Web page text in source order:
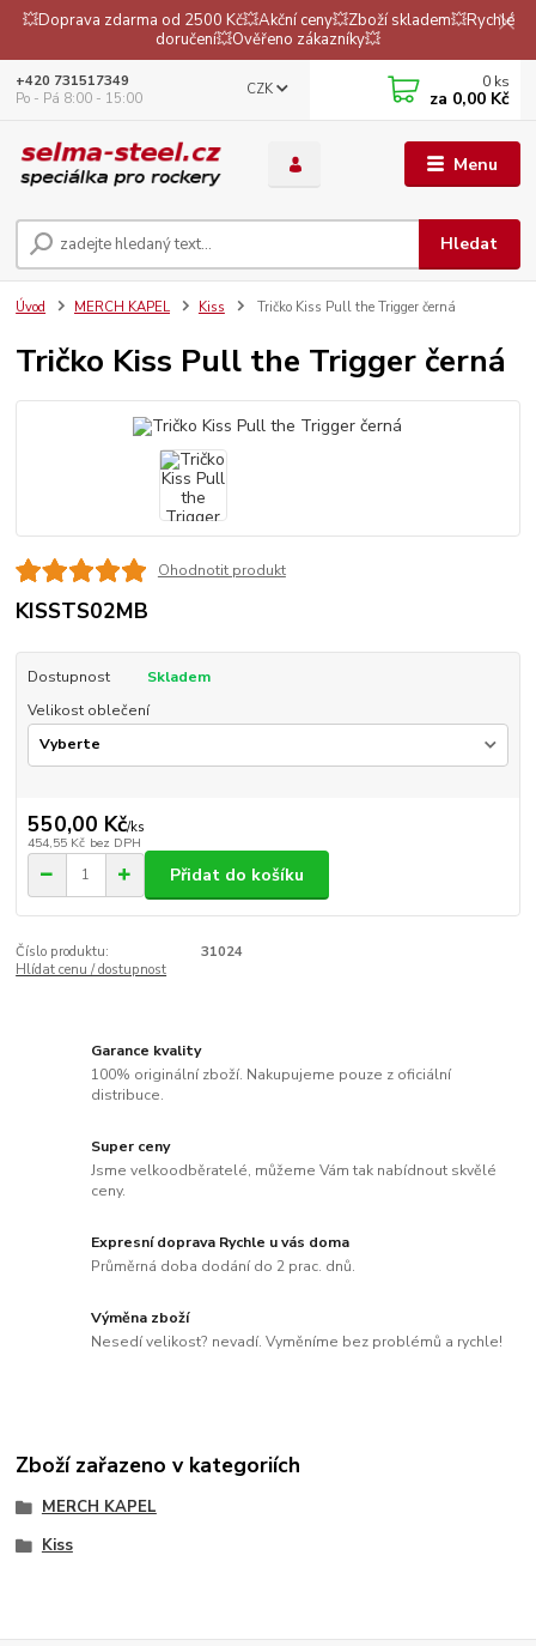
💥Doprava zdarma od 2500 Kč💥Akční ceny💥Zboží skladem💥Rychlé
doručení💥Ověřeno zákazníky💥
Menu
CZK
Hledat
+420 731517349
Po - Pá 8:00 - 15:00
0 ks
za 0,00 Kč
Úvod MERCH KAPEL Kiss Tričko Kiss Pull the Trigger černá
Tričko Kiss Pull the Trigger černá
Ohodnotit produkt
KISSTS02MB
Dostupnost
Skladem
Velikost oblečení
550,00 Kč/ks
454,55 Kč bez DPH
Přidat do košíku
Číslo produktu:
31024
Hlídat cenu / dostupnost
Garance kvality
100% originální zboží. Nakupujeme pouze z oficiální
distribuce.
Super ceny
Jsme velkoodběratelé, můžeme Vám tak nabídnout skvělé
ceny.
Expresní doprava Rychle u vás doma
Průměrná doba dodání do 2 prac. dnů.
Výměna zboží
Nesedí velikost? nevadí. Vyměníme bez problémů a rychle!
Zboží zařazeno v kategoriích
MERCH KAPEL
Kiss